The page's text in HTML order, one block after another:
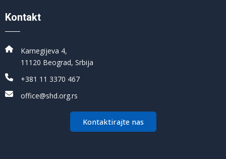
Kontakt
Karnegijeva 4,
11120 Beograd, Srbija
+381 11 3370 467
office@shd.org.rs
Kontaktirajte nas